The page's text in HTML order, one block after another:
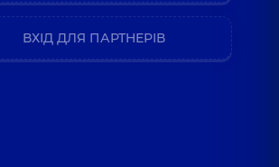
ВХІД ДЛЯ ПАРТНЕРІВ